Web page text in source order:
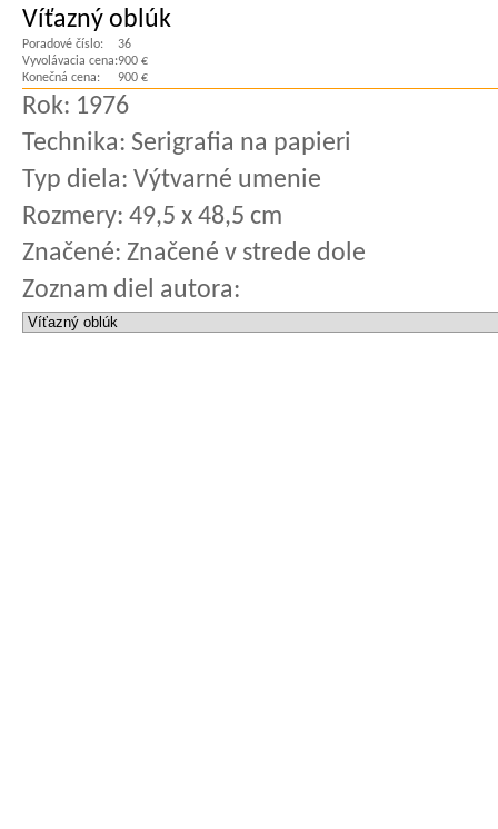
Víťazný oblúk
Poradové číslo:
36
Vyvolávacia cena:900 €
Konečná cena:
900 €
Rok: 1976
Technika: Serigrafia na papieri
Typ diela: Výtvarné umenie
Rozmery: 49,5 x 48,5 cm
Značené: Značené v strede dole
Zoznam diel autora: